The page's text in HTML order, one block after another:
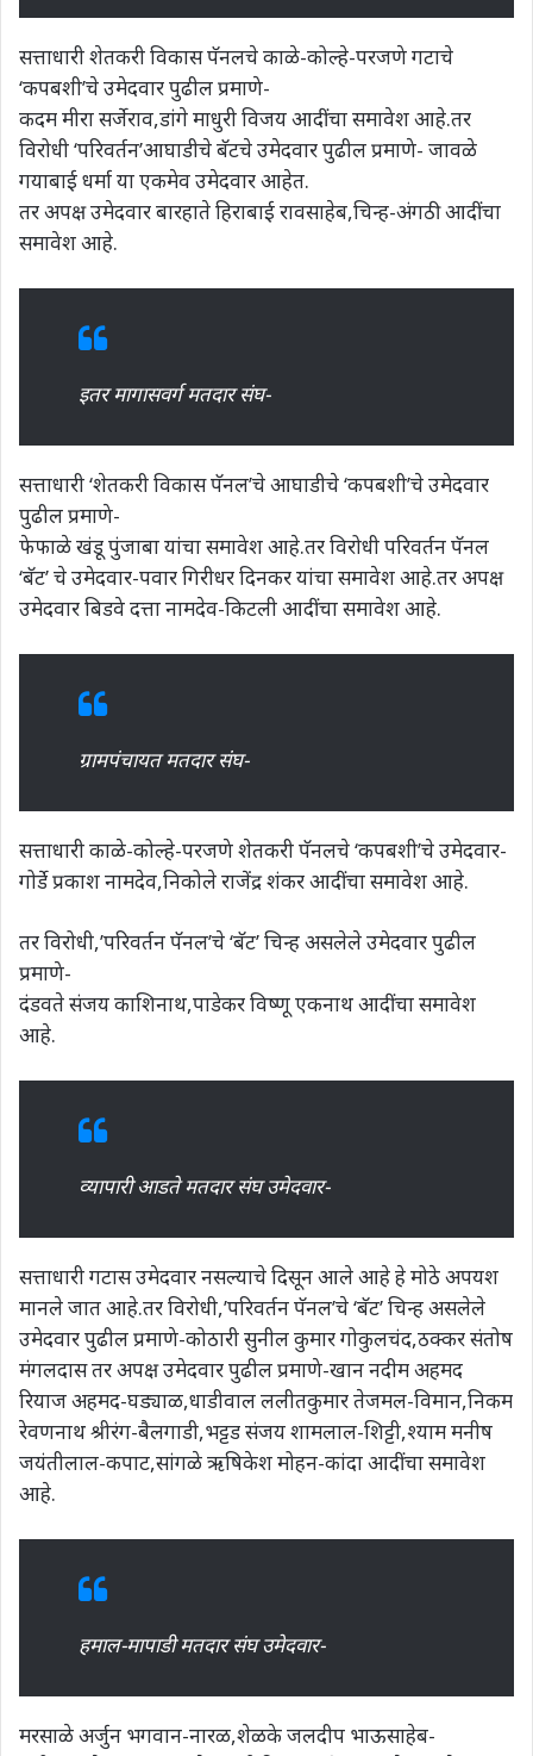
सत्ताधारी शेतकरी विकास पॅनलचे काळे-कोल्हे-परजणे गटाचे
‘कपबशी’चे उमेदवार पुढील प्रमाणे-
कदम मीरा सर्जेराव,डांगे माधुरी विजय आदींचा समावेश आहे.तर
विरोधी ‘परिवर्तन’आघाडीचे बॅटचे उमेदवार पुढील प्रमाणे- जावळे
गयाबाई धर्मा या एकमेव उमेदवार आहेत.
तर अपक्ष उमेदवार बारहाते हिराबाई रावसाहेब,चिन्ह-अंगठी आदींचा
समावेश आहे.
इतर मागासवर्ग मतदार संघ-
सत्ताधारी ‘शेतकरी विकास पॅनल’चे आघाडीचे ‘कपबशी’चे उमेदवार
पुढील प्रमाणे-
फेफाळे खंडू पुंजाबा यांचा समावेश आहे.तर विरोधी परिवर्तन पॅनल
‘बॅट’ चे उमेदवार-पवार गिरीधर दिनकर यांचा समावेश आहे.तर अपक्ष
उमेदवार बिडवे दत्ता नामदेव-किटली आदींचा समावेश आहे.
ग्रामपंचायत मतदार संघ-
सत्ताधारी काळे-कोल्हे-परजणे शेतकरी पॅनलचे ‘कपबशी’चे उमेदवार-
गोर्डे प्रकाश नामदेव,निकोले राजेंद्र शंकर आदींचा समावेश आहे.
तर विरोधी,’परिवर्तन पॅनल’चे ‘बॅट’ चिन्ह असलेले उमेदवार पुढील
प्रमाणे-
दंडवते संजय काशिनाथ,पाडेकर विष्णू एकनाथ आदींचा समावेश
आहे.
व्यापारी आडते मतदार संघ उमेदवार-
सत्ताधारी गटास उमेदवार नसल्याचे दिसून आले आहे हे मोठे अपयश
मानले जात आहे.तर विरोधी,’परिवर्तन पॅनल’चे ‘बॅट’ चिन्ह असलेले
उमेदवार पुढील प्रमाणे-कोठारी सुनील कुमार गोकुलचंद,ठक्कर संतोष
मंगलदास तर अपक्ष उमेदवार पुढील प्रमाणे-खान नदीम अहमद
रियाज अहमद-घड्याळ,धाडीवाल ललीतकुमार तेजमल-विमान,निकम
रेवणनाथ श्रीरंग-बैलगाडी,भट्टड संजय शामलाल-शिट्टी,श्याम मनीष
जयंतीलाल-कपाट,सांगळे ऋषिकेश मोहन-कांदा आदींचा समावेश
आहे.
हमाल-मापाडी मतदार संघ उमेदवार-
मरसाळे अर्जुन भगवान-नारळ,शेळके जलदीप भाऊसाहेब-